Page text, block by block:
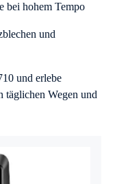
bei hohem Tempo
und
und erlebe
täglichen Wegen und